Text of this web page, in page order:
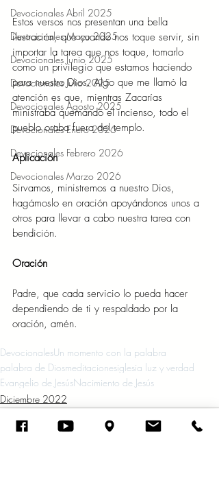
Devocionales Abril 2025
Devocionales Mayo 2025
Devocionales Junio 2025
Devocionales Julio 2025
Devocionales Agosto 2025
Devocionales Enero 2026
Devocionales Febrero 2026
Devocionales Marzo 2026
Estos versos nos presentan una bella
ilustración, que cuando nos toque servir, sin
importar la tarea que nos toque, tomarlo
como un privilegio que estamos haciendo
para nuestro Dios. Algo que me llamó la
atención es que, mientras Zacarías
ministraba quemando el incienso, todo el
pueblo oraba fuera del templo.
Aplicación
Sirvamos, ministremos a nuestro Dios,
hagámoslo en oración apoyándonos unos a
otros para llevar a cabo nuestra tarea con
bendición.
Oración
Padre, que cada servicio lo pueda hacer
dependiendo de ti y respaldado por la
oración, amén.
DevocionalesUn momento con la palabra
palabra de Diosmeditacionesiglesia luz y verdad
Evangelio de JesúsNacimiento de Jesús
Diciembre 2022